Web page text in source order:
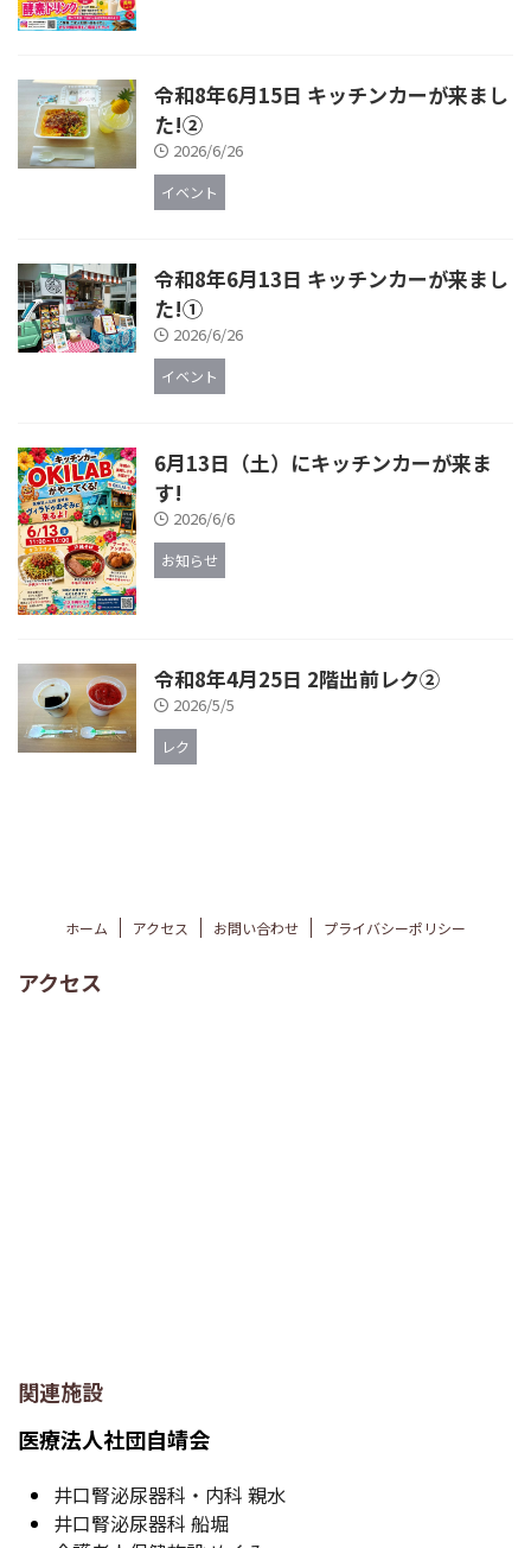
令和8年6月15日 キッチンカーが来まし
た!②
2026/6/26
イベント
令和8年6月13日 キッチンカーが来まし
た!①
2026/6/26
イベント
6月13日（土）にキッチンカーが来ま
す!
2026/6/6
お知らせ
令和8年4月25日 2階出前レク②
2026/5/5
レク
ホーム アクセス お問い合わせ プライバシーポリシー
アクセス
関連施設
医療法人社団自靖会
井口腎泌尿器科・内科 親水
井口腎泌尿器科 船堀